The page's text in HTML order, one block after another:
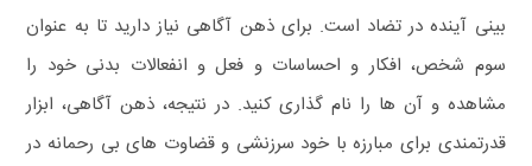
بینی آینده در تضاد است. برای ذهن‌ آگاهی نیاز دارید تا به عنوان
سوم شخص، افکار و احساسات و فعل و انفعالات بدنی خود را
مشاهده و آن ها را نام گذاری کنید. در نتیجه، ذهن‌ آگاهی، ابزار
قدرتمندی برای مبارزه با خود سرزنشی و قضاوت های بی رحمانه در